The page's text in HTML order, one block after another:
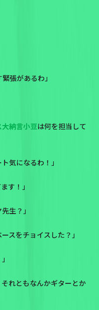
張があるわ」
大納言小豆は何を担当して
気になるわ！」
す！」
生？」
スをチョイスした？」
れともなんかギターとか